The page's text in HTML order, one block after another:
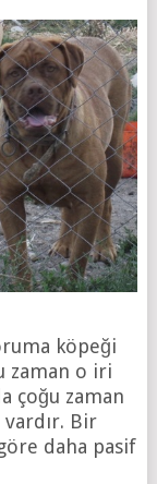
köpeği
zaman o iri
çoğu zaman
Bir
daha pasif